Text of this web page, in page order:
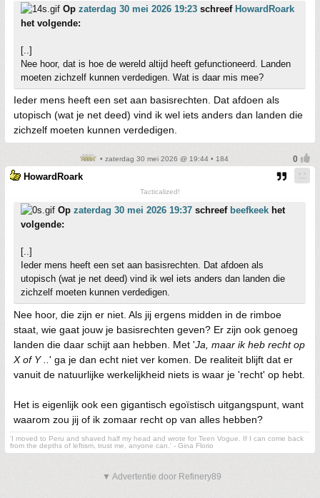
Op zaterdag 30 mei 2026 19:23 schreef HowardRoark
het volgende:
[..]
Nee hoor, dat is hoe de wereld altijd heeft gefunctioneerd. Landen
moeten zichzelf kunnen verdedigen. Wat is daar mis mee?
Ieder mens heeft een set aan basisrechten. Dat afdoen als
utopisch (wat je net deed) vind ik wel iets anders dan landen die
zichzelf moeten kunnen verdedigen.
• zaterdag 30 mei 2026 @ 19:44 • 184
HowardRoark
Tacticalized!
Op zaterdag 30 mei 2026 19:37 schreef beefkeek het
volgende:
[..]
Ieder mens heeft een set aan basisrechten. Dat afdoen als
utopisch (wat je net deed) vind ik wel iets anders dan landen die
zichzelf moeten kunnen verdedigen.
Nee hoor, die zijn er niet. Als jij ergens midden in de rimboe
staat, wie gaat jouw je basisrechten geven? Er zijn ook genoeg
landen die daar schijt aan hebben. Met 'Ja, maar ik heb recht op
X of Y .. ' ga je dan echt niet ver komen. De realiteit blijft dat er
vanuit de natuurlijke werkelijkheid niets is waar je 'recht' op hebt.
Het is eigenlijk ook een gigantisch egoïstisch uitgangspunt, want
waarom zou jij of ik zomaar recht op van alles hebben?
'I moved to Peru and shaved half my head and wrote for Teen Vogue. If I can come back
from the depths of leftism, trust me, anyone can.' - Gina Florio
▼ Advertentie door Refinery89